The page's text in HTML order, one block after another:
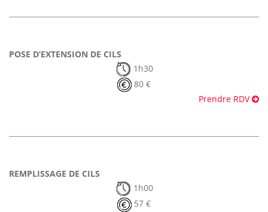
POSE D’EXTENSION DE CILS
1h30
80 €
Prendre RDV
REMPLISSAGE DE CILS
1h00
57 €